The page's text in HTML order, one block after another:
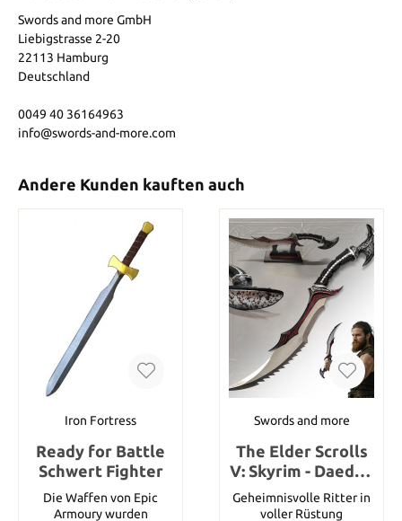
Swords and more GmbH
Liebigstrasse 2-20
22113 Hamburg
Deutschland
0049 40 36164963
info@swords-and-more.com
Andere Kunden kauften auch
Iron Fortress
Ready for Battle
Schwert Fighter
Die Waffen von Epic
Armoury wurden
Swords and more
The Elder Scrolls
V: Skyrim - Daedric
Dolch
Geheimnisvolle Ritter in
voller Rüstung